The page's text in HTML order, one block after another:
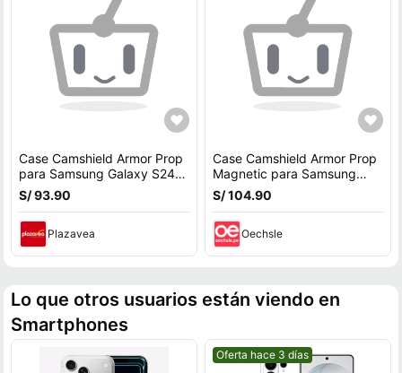
Case Camshield Armor Prop
para Samsung Galaxy S24
Ultra - Negro
S/ 93.90
Plazavea
Case Camshield Armor Prop
Magnetic para Samsung
Galaxy S25 Ultra - NEGRO
S/ 104.90
Oechsle
Lo que otros usuarios están viendo en
Smartphones
Mejor precio.
Oferta hace 3 días